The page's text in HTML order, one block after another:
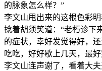
的脉象怎么样？”
李文山甩出来的这根色彩
捻着胡须笑道：“老朽诊下
的症状，幸好发觉得好，
吃吃，好好歇上几天，最
李文山连声谢了，看着大